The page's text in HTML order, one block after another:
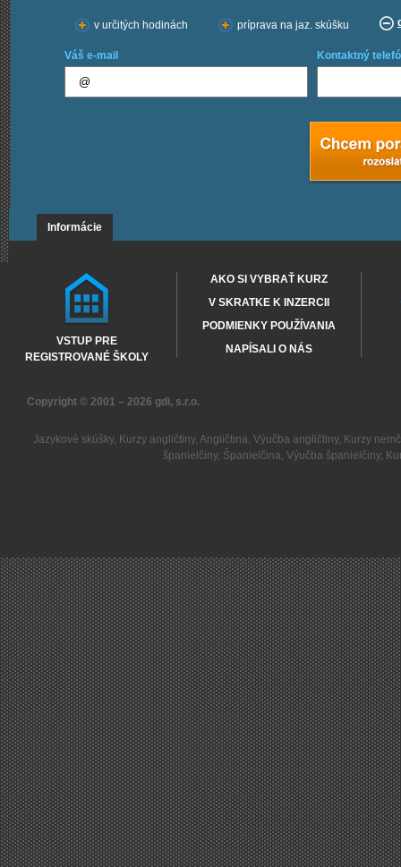
v určitých hodinách príprava na jaz. skúšku
Váš e-mail Kontaktný
Informácie
VSTUP PRE
REGISTROVANÉ ŠKOLY
AKO SI VYBRAŤ KURZ
V SKRATKE K INZERCII
PODMIENKY POUŽÍVANIA
NAPÍSALI O NÁS
Copyright © 2001 – 2026 gdi, s.r.o.
Jazykové skúšky, Kurzy angličtiny, Angličtina, Výučba angličtiny, Kurzy
španielčiny, Španielčina, Výučba španielčiny,